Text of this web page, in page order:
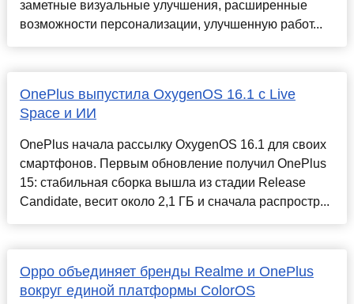
заметные визуальные улучшения, расширенные
возможности персонализации, улучшенную работ...
OnePlus выпустила OxygenOS 16.1 с Live
Space и ИИ
OnePlus начала рассылку OxygenOS 16.1 для своих
смартфонов. Первым обновление получил OnePlus
15: стабильная сборка вышла из стадии Release
Candidate, весит около 2,1 ГБ и сначала распростр...
Oppo объединяет бренды Realme и OnePlus
вокруг единой платформы ColorOS